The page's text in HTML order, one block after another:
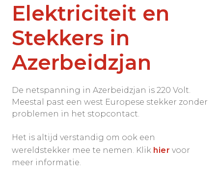
Elektriciteit en
Stekkers in
Azerbeidzjan
De netspanning in Azerbeidzjan is 220 Volt.
Meestal past een west Europese stekker zonder
problemen in het stopcontact.
Het is altijd verstandig om ook een
wereldstekker mee te nemen. Klik hier voor
meer informatie.